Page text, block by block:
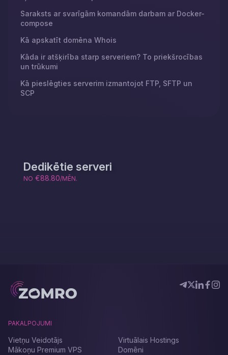
Saraksts ar svarīgām komandām darbam ar Docker-
compose
Kā apskatīt domēna Whois
Kāda ir atšķirība starp serveriem? To priekšrocības
un trūkumi
Kā pieslēgties serverim izmantojot FTP, SFTP un
SCP
Dedikētie serveri
NO €88.80/MĒN.
PAKALPOJUMI
Vietņu Veidotājs
Mākoņu Premium VPS
Virtuālais Hostings
Domēni